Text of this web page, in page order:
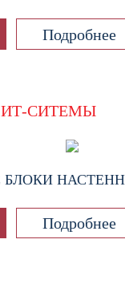
Подробнее
СИТЕМЫ
БЛОКИ
Подробнее